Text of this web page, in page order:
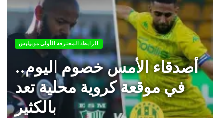
الرابطة المحترفة الأولى موبيليس
أصدقاء الأمس خصوم اليوم..
في موقعة كروية محلية تعد
بالكثير